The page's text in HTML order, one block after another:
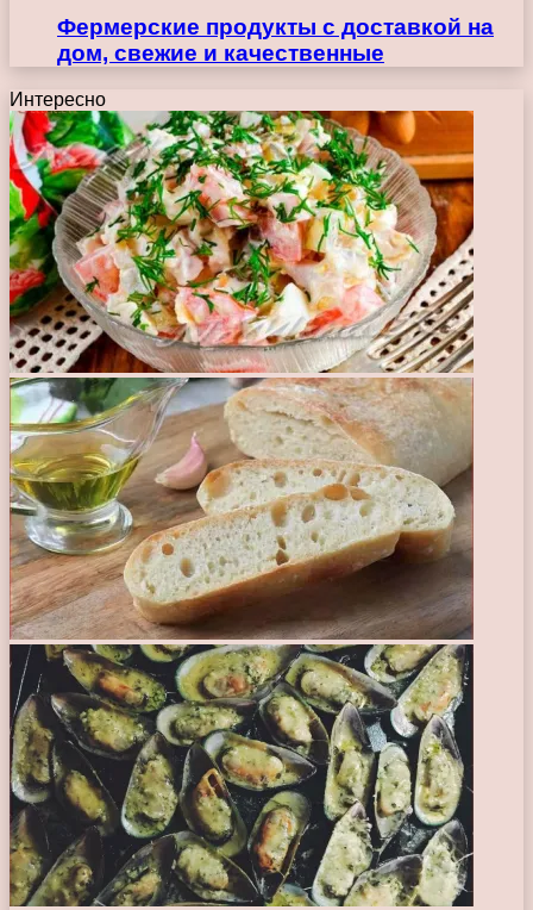
Фермерские продукты с доставкой на
дом, свежие и качественные
Интересно